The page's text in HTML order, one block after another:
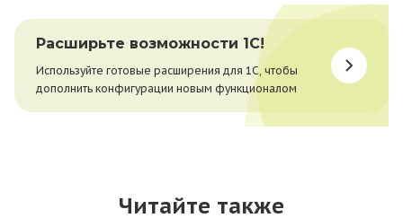
Расширьте возможности 1С!
Используйте готовые расширения для 1С, чтобы
дополнить конфигурации новым функционалом
Читайте также